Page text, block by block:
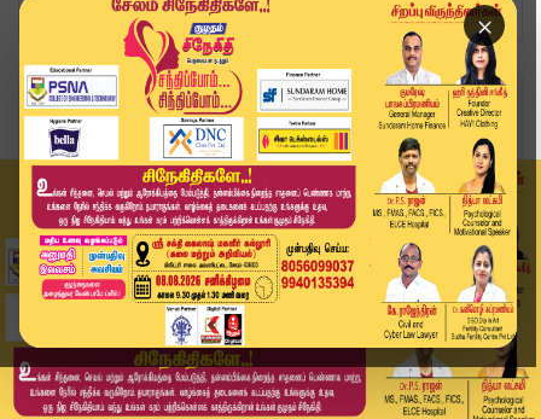
×
Home
தமிழ்நாடு
சட்டமன்ற தேர்தல் முடிவுகள்: தபால் வாக்கு எண்ணிக...